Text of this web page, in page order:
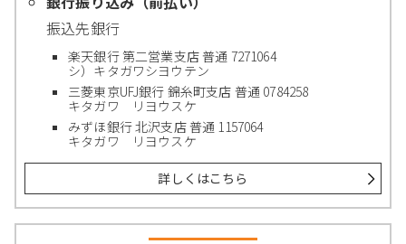
振込先銀行
楽天銀行 第二営業支店 普通 7271064
シ）キタガワシヨウテン
三菱東京UFJ銀行 錦糸町支店 普通 0784258
キタガワ リヨウスケ
みずほ銀行 北沢支店 普通 1157064
キタガワ リヨウスケ
詳しくはこちら